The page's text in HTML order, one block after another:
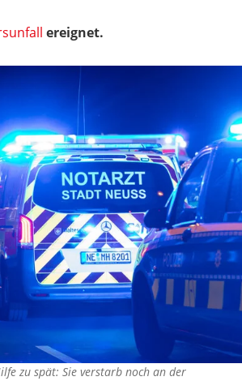
ereignet.
zu spät: Sie verstarb noch an der